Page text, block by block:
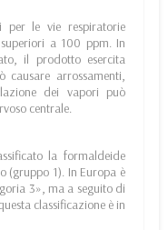
per le vie respiratorie
a 100 ppm. In
il prodotto esercita
causare arrossamenti,
dei vapori può
centrale.
la formaldeide
(gruppo 1). In Europa è
3», ma a seguito di
classificazione è in